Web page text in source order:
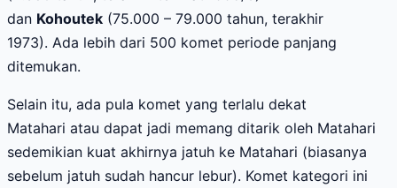
dan Kohoutek (75.000 – 79.000 tahun, terakhir
1973). Ada lebih dari 500 komet periode panjang
ditemukan.
Selain itu, ada pula komet yang terlalu dekat
Matahari atau dapat jadi memang ditarik oleh Matahari
sedemikian kuat akhirnya jatuh ke Matahari (biasanya
sebelum jatuh sudah hancur lebur). Komet kategori ini